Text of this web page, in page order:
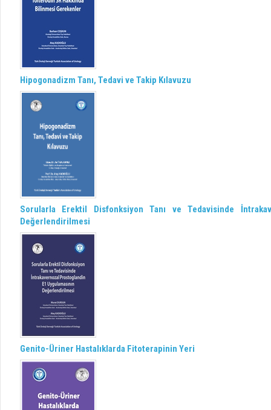
Hipogonadizm Tanı, Tedavi ve Takip Kılavuzu
Sorularla Erektil Disfonksiyon Tanı ve Tedavisinde
Değerlendirilmesi
Genito-Üriner Hastalıklarda Fitoterapinin Yeri